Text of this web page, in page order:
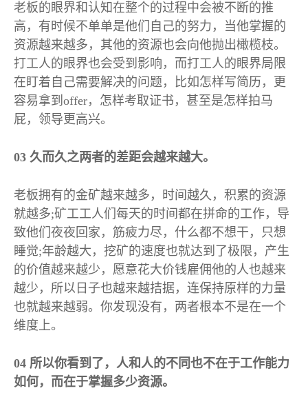
老板的眼界和认知在整个的过程中会被不断的推
高，有时候不单单是他们自己的努力，当他掌握的
资源越来越多，其他的资源也会向他抛出橄榄枝。
打工人的眼界也会受到影响，而打工人的眼界局限
在盯着自己需要解决的问题，比如怎样写简历，更
容易拿到 offer，怎样考取证书，甚至是怎样拍马
屁，领导更高兴。
03 久而久之两者的差距会越来越大。
老板拥有的金矿越来越多，时间越久，积累的资源
就越多;矿工工人们每天的时间都在拼命的工作，导
致他们夜夜回家，筋疲力尽，什么都不想干，只想
睡觉;年龄越大，挖矿的速度也就达到了极限，产生
的价值越来越少，愿意花大价钱雇佣他的人也越来
越少，所以日子也越来越拮据，连保持原样的力量
也就越来越弱。你发现没有，两者根本不是在一个
维度上。
04 所以你看到了，人和人的不同也不在于工作能力
如何，而在于掌握多少资源。